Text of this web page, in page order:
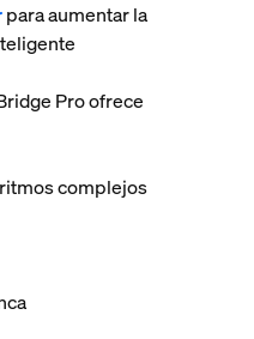
para aumentar la
Pro ofrece
complejos